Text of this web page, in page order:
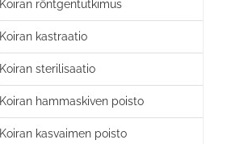
Koiran röntgentutkimus
Koiran kastraatio
Koiran sterilisaatio
Koiran hammaskiven poisto
Koiran kasvaimen poisto